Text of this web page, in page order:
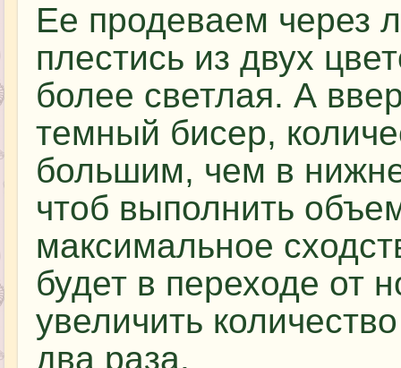
Ее продеваем через
плестись из двух
более светлая. А
темный бисер,
большим, чем в
чтоб выполнить
максимальное
будет в переходе от
увеличить
два раза.